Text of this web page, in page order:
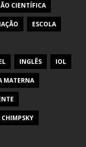
CIENTÍFICA
ESCOLA
INGLÊS IOL
MATERNA